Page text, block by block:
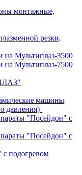
монтажные,
резки,
на Мультиплаз-3500
на Мультиплаз-7500
машины
давления)
"Посейдон" с
"Посейдон" с
подогревом